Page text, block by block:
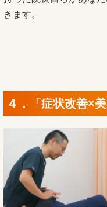
きます。
４．「症状改善×